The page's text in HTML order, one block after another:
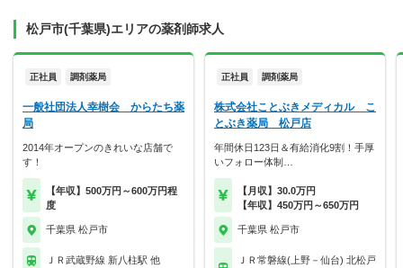
松戸市(千葉県)エリアの薬剤師求人
正社員 調剤薬局
一般社団法人幸樹会 からたち薬
局
2014年オープンのきれいな店舗で
す！
【年収】500万円～600万円程
度
千葉県 松戸市
ＪＲ武蔵野線 新八柱駅 他
正社員 調剤薬局
株式会社ことぶきメディカル こ
とぶき薬局 松戸店
年間休日123日＆有給消化9割！手厚
いフォロー体制…
【月収】30.0万円
【年収】450万円～650万円
千葉県 松戸市
ＪＲ常磐線(上野－仙台) 北松戸